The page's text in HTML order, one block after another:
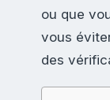
ou que
vous
des